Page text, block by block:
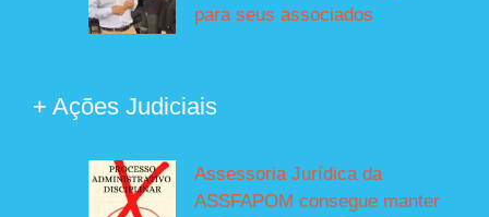
para seus associados
+ Ações Judiciais
Assessoria Jurídica da
ASSFAPOM consegue manter